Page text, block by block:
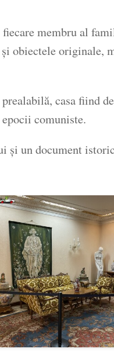
membru al
obiectele originale,
casa fiind
comuniste.
un document